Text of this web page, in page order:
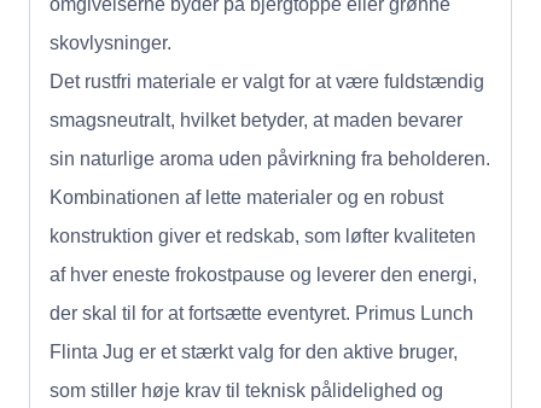
skovlysninger.
Det rustfri materiale er valgt for at være fuldstændig
smagsneutralt, hvilket betyder, at maden bevarer
sin naturlige aroma uden påvirkning fra beholderen.
Kombinationen af lette materialer og en robust
konstruktion giver et redskab, som løfter kvaliteten
af hver eneste frokostpause og leverer den energi,
der skal til for at fortsætte eventyret. Primus Lunch
Flinta Jug er et stærkt valg for den aktive bruger,
som stiller høje krav til teknisk pålidelighed og